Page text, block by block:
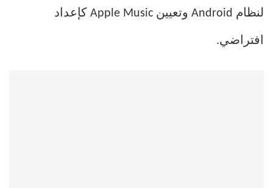
لنظام Android وتعيين Apple Music كإعداد
افتراضي.